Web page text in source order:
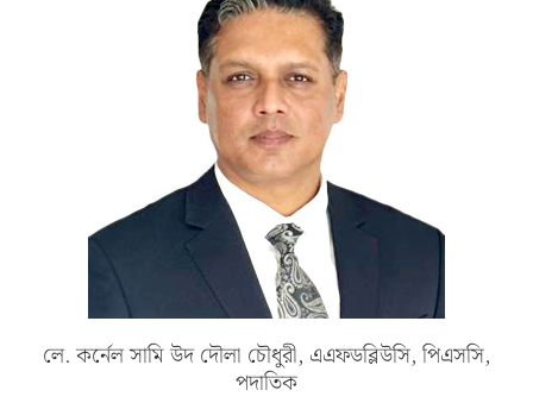
লে. কর্নেল সামি উদ দৌলা চৌধুরী, এএফডব্লিউসি, পিএসসি,
পদাতিক